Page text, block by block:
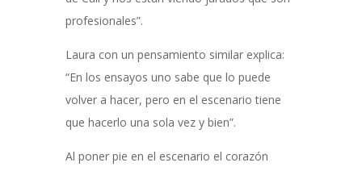
profesionales”.
Laura con un pensamiento similar explica:
“En los ensayos uno sabe que lo puede
volver a hacer, pero en el escenario tiene
que hacerlo una sola vez y bien”.
Al poner pie en el escenario el corazón